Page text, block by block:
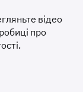
відео
про